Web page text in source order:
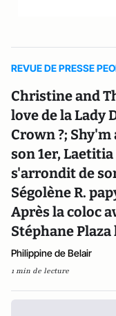
REVUE DE PRESSE
Christine and
love de la Lady
Crown ?; Shy'm
son 1er, Laetitia
s'arrondit de
Ségolène R.
Après la coloc
Stéphane
Philippine de Belair
1 min de lecture